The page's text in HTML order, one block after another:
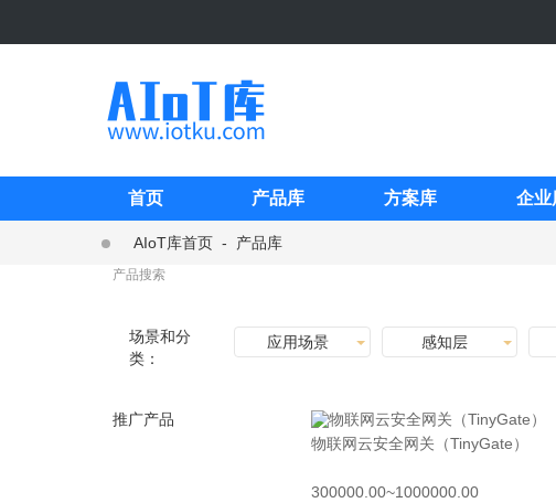
首页 产品库 方案库 企业
AIoT库首页 -
产品库
场景和分
类：
应用场景 感知层
推广产品
物联网云安全网关（TinyGate）
300000.00~1000000.00